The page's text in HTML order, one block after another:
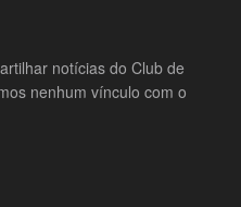
notícias do Club de
nenhum vínculo com o